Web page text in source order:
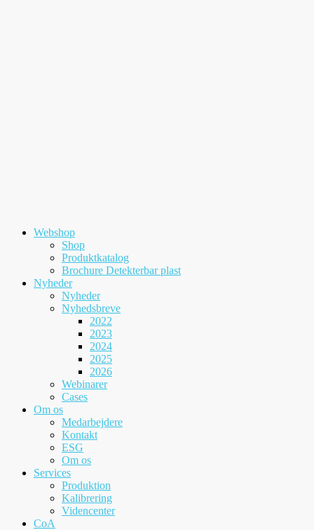
Webshop
Shop
Produktkatalog
Brochure Detekterbar plast
Nyheder
Nyheder
Nyhedsbreve
2022
2023
2024
2025
2026
Webinarer
Cases
Om os
Medarbejdere
Kontakt
ESG
Om os
Services
Produktion
Kalibrering
Videncenter
CoA